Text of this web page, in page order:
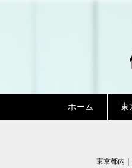
ホーム 東
東京都内